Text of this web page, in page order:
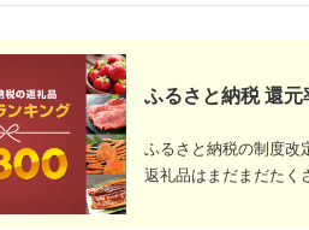
ふるさと納税 還
ふるさと納税の制度改
返礼品はまだまだたく